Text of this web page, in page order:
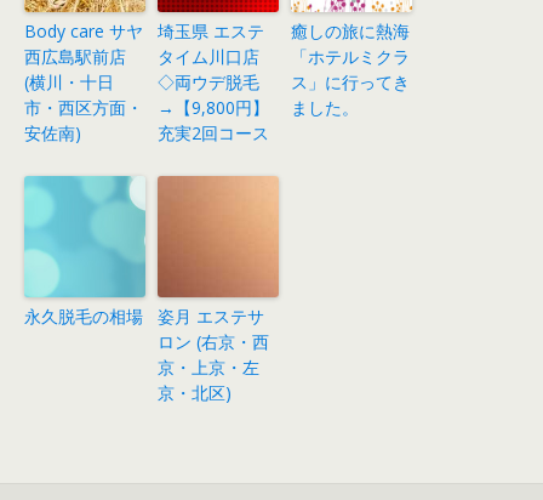
Body care サヤ
西広島駅前店
(横川・十日
市・西区方面・
安佐南)
埼玉県 エステ
タイム川口店
◇両ウデ脱毛
→【9,800円】
充実2回コース
癒しの旅に熱海
「ホテルミクラ
ス」に行ってき
ました。
永久脱毛の相場
姿月 エステサ
ロン (右京・西
京・上京・左
京・北区)